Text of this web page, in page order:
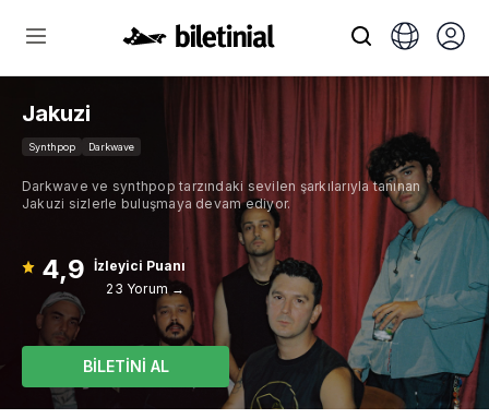
Jakuzi
Synthpop Darkwave
Darkwave ve synthpop tarzındaki sevilen şarkılarıyla tanınan
Jakuzi sizlerle buluşmaya devam ediyor.
4,9 İzleyici Puanı
23 Yorum →
BİLETİNİ AL